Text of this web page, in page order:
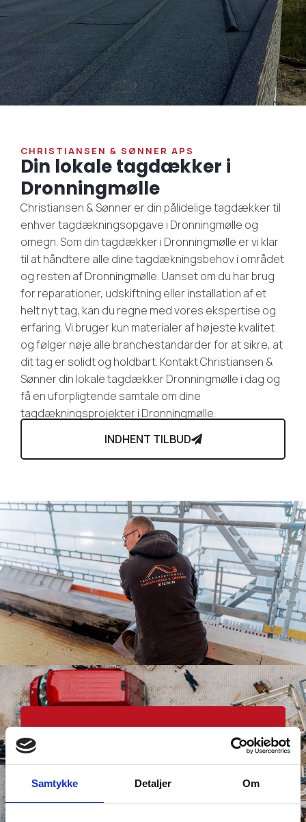
Samtykke Detaljer Om
CHRISTIANSEN & SØNNER APS
Din lokale tagdækker i
Dronningmølle
Christiansen & Sønner er din pålidelige tagdækker til
enhver tagdækningsopgave i Dronningmølle og
omegn. Som din tagdækker i Dronningmølle er vi klar
til at håndtere alle dine tagdækningsbehov i området
og resten af Dronningmølle. Uanset om du har brug
for reparationer, udskiftning eller installation af et
helt nyt tag, kan du regne med vores ekspertise og
erfaring. Vi bruger kun materialer af højeste kvalitet
og følger nøje alle branchestandarder for at sikre, at
dit tag er solidt og holdbart. Kontakt Christiansen &
Sønner din lokale tagdækker Dronningmølle i dag og
få en uforpligtende samtale om dine
tagdækningsprojekter i Dronningmølle.
INDHENT TILBUD
kan vi hos Christiansen & Sønner også